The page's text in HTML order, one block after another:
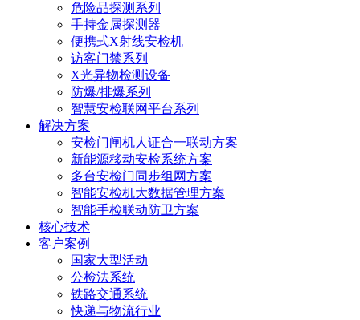
危险品探测系列
手持金属探测器
便携式X射线安检机
访客门禁系列
X光异物检测设备
防爆/排爆系列
智慧安检联网平台系列
解决方案
安检门闸机人证合一联动方案
新能源移动安检系统方案
多台安检门同步组网方案
智能安检机大数据管理方案
智能手检联动防卫方案
核心技术
客户案例
国家大型活动
公检法系统
铁路交通系统
快递与物流行业